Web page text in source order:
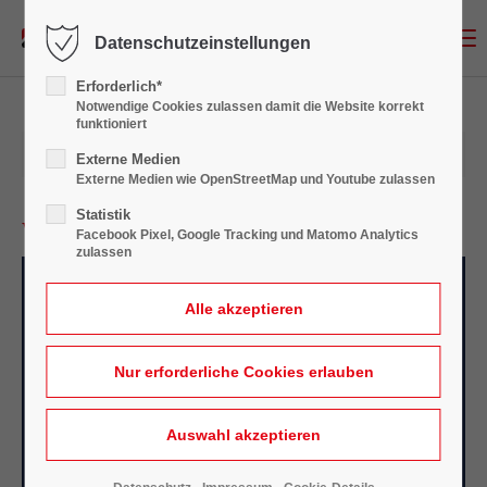
Login
Benutzername
Passwort
Anmelden
|Lost your password?
23.12.2022 13:38
Weihnachts- und Neujahrsgruß
Datenschutzeinstellungen
Erforderlich*
Notwendige Cookies zulassen damit die Website korrekt
funktioniert
Externe Medien
Externe Medien wie OpenStreetMap und Youtube zulassen
Statistik
Facebook Pixel, Google Tracking und Matomo Analytics
zulassen